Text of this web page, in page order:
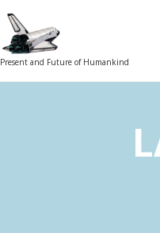
Skip
to
content
Present and Future of Humankind